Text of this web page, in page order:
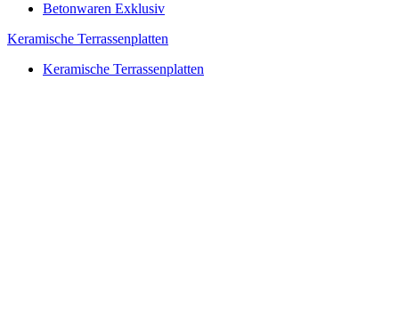
Betonwaren Exklusiv
Keramische Terrassenplatten
Keramische Terrassenplatten